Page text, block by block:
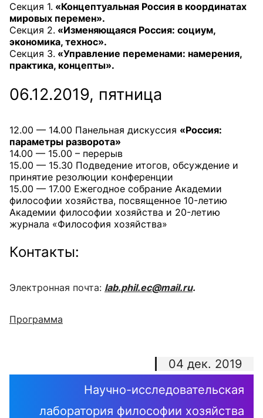
Секция 1. «Концептуальная Россия в координатах
мировых перемен».
Секция 2. «Изменяющаяся Россия: социум,
экономика, технос».
Секция 3. «Управление переменами: намерения,
практика, концепты».
06.12.2019, пятница
12.00 — 14.00 Панельная дискуссия «Россия:
параметры разворота»
14.00 — 15.00 – перерыв
15.00 — 15.30 Подведение итогов, обсуждение и
принятие резолюции конференции
15.00 — 17.00 Ежегодное собрание Академии
философии хозяйства, посвященное 10-летию
Академии философии хозяйства и 20-летию
журнала «Философия хозяйства»
Контакты:
Электронная почта: lab.phil.ec@mail.ru.
Программа
04 дек. 2019
Научно-исследовательская
лаборатория философии хозяйства